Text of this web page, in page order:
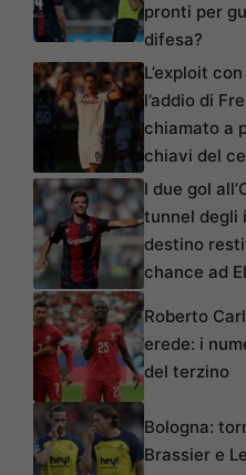
pronti per
difesa?
L’exploit
l’addio di
chiamato a
chiavi del
I due gol
tunnel degli
destino
chance ad
Roberto
erede: i
del terzino
Bologna:
Brassier e